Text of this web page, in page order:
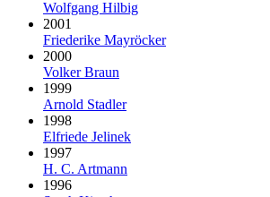
Wolfgang Hilbig
2001
Friederike Mayröcker
2000
Volker Braun
1999
Arnold Stadler
1998
Elfriede Jelinek
1997
H. C. Artmann
1996